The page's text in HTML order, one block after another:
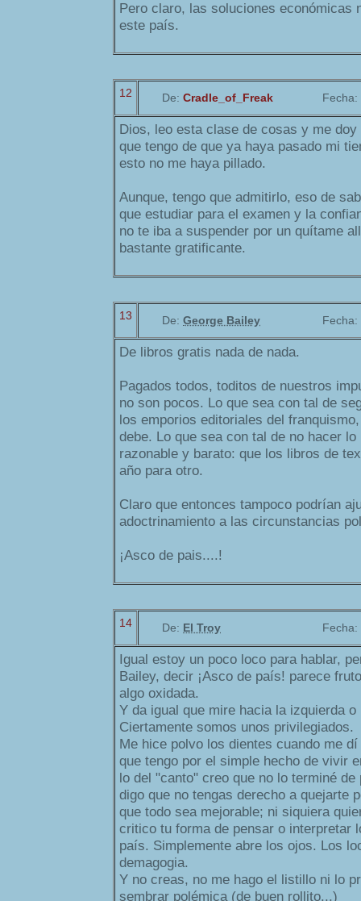
Pero claro, las soluciones económicas
este país.
12 De: Cradle_of_Freak Fecha:
Dios, leo esta clase de cosas y me
que tengo de que ya haya pasado mi
esto no me haya pillado.
Aunque, tengo que admitirlo, eso de
que estudiar para el examen y la
no te iba a suspender por un quítame
bastante gratificante.
13 De: George Bailey Fecha:
De libros gratis nada de nada.
Pagados todos, toditos de nuestros
no son pocos. Lo que sea con tal de
los emporios editoriales del
debe. Lo que sea con tal de no hacer
razonable y barato: que los libros de
año para otro.
Claro que entonces tampoco podrían
adoctrinamiento a las circunstancias
¡Asco de pais....!
14 De: El Troy Fecha:
Igual estoy un poco loco para hablar,
Bailey, decir ¡Asco de país! parece
algo oxidada.
Y da igual que mire hacia la izquierda
Ciertamente somos unos privilegiados.
Me hice polvo los dientes cuando me
que tengo por el simple hecho de vivir
lo del "canto" creo que no lo terminé
digo que no tengas derecho a quejarte
que todo sea mejorable; ni siquiera
critico tu forma de pensar o interpretar
país. Simplemente abre los ojos. Los
demagogia.
Y no creas, no me hago el listillo ni lo
sembrar polémica (de buen rollito...)